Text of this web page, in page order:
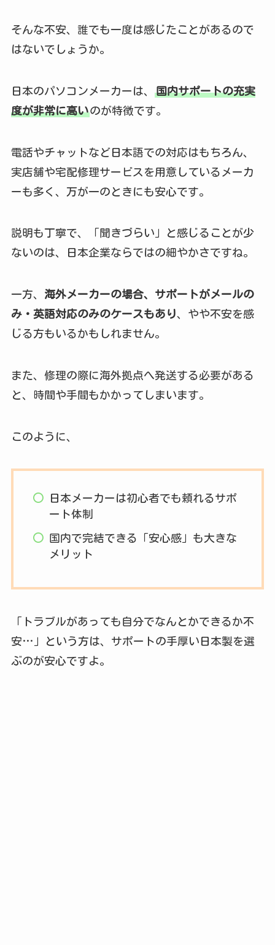
そんな不安、誰でも一度は感じたことがあるので
はないでしょうか。
日本のパソコンメーカーは、
国内サポートの充実
度が非常に高いのが特徴です。
電話やチャットなど日本語での対応はもちろん、
実店舗や宅配修理サービスを用意しているメーカ
ーも多く、万が一のときにも安心です。
説明も丁寧で、「聞きづらい」と感じることが少
ないのは、日本企業ならではの細やかさですね。
一方、 海外メーカーの場合、サポートがメールの
み・英語対応のみのケースもあり、やや不安を感
じる方もいるかもしれません。
また、修理の際に海外拠点へ発送する必要がある
と、時間や手間もかかってしまいます。
このように、
日本メーカーは初心者でも頼れるサポ
ート体制
国内で完結できる「安心感」も大きな
メリット
「トラブルがあっても自分でなんとかできるか不
安…」という方は、サポートの手厚い日本製を選
ぶのが安心ですよ。